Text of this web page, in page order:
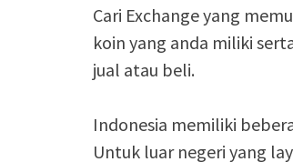
Cari Exchange yang
koin yang anda miliki
jual atau beli.
Indonesia memiliki
Untuk luar negeri yang